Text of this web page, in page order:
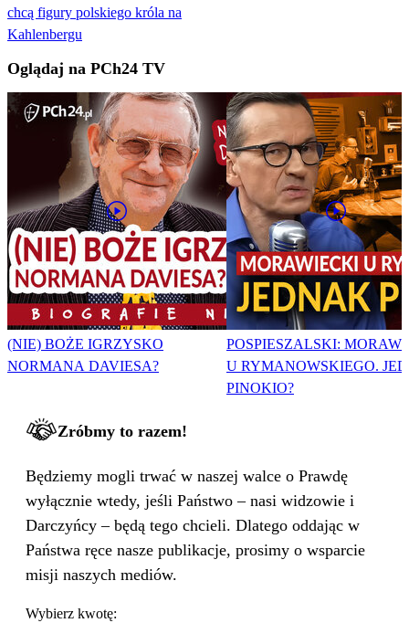
chcą figury polskiego króla na
Kahlenbergu
Oglądaj na PCh24 TV
(NIE) BOŻE IGRZYSKO
NORMANA DAVIESA?
POSPIESZALSKI:
U RYMANOWSKIEGO.
PINOKIO?
Zróbmy to razem!
Będziemy mogli trwać w naszej walce o Prawdę
wyłącznie wtedy, jeśli Państwo – nasi widzowie i
Darczyńcy – będą tego chcieli. Dlatego oddając w
Państwa ręce nasze publikacje, prosimy o wsparcie
misji naszych mediów.
Wybierz kwotę: